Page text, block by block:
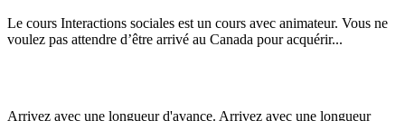
Le cours Interactions sociales est un cours avec animateur. Vous ne
voulez pas attendre d’être arrivé au Canada pour acquérir...
Arrivez avec une longueur d'avance. Arrivez avec une longueur